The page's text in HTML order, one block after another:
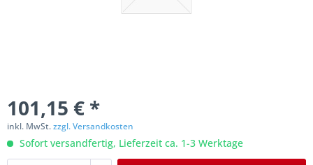
101,15 € *
inkl. MwSt.zzgl. Versandkosten
Sofort versandfertig, Lieferzeit ca. 1-3 Werktage